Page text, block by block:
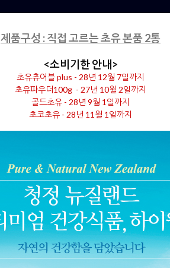
제품구성 : 직접 고르는 초유 본품 2통
<소비기한 안내>
초유츄어블 plus - 28년 12월 7일까지
초유파우더100g - 27년 10월 2일까지
골드초유 - 28년 9월 1일까지
초코초유 - 28년 11월 1일까지